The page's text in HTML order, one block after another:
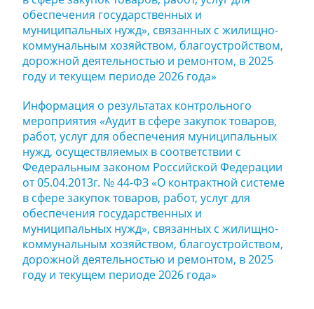
обеспечения государственных и
муниципальных нужд», связанных с жилищно-
коммунальным хозяйством, благоустройством,
дорожной деятельностью и ремонтом, в 2025
году и текущем периоде 2026 года»
Информация о результатах контрольного
мероприятия «Аудит в сфере закупок товаров,
работ, услуг для обеспечения муниципальных
нужд, осуществляемых в соответствии с
Федеральным законом Российской Федерации
от 05.04.2013г. № 44-ФЗ «О контрактной системе
в сфере закупок товаров, работ, услуг для
обеспечения государственных и
муниципальных нужд», связанных с жилищно-
коммунальным хозяйством, благоустройством,
дорожной деятельностью и ремонтом, в 2025
году и текущем периоде 2026 года»